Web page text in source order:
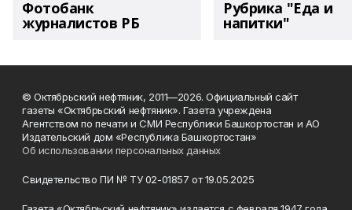
Фотобанк
журналистов РБ
Рубрика "Еда и
напитки"
© Октябрьский нефтяник, 2011—2026. Официальный сайт
газеты «Октябрьский нефтяник». Газета учреждена
Агентством по печати и СМИ Республики Башкортостан и АО
Издательский дом «Республика Башкортостан»
Об использовании персональных данных
Свидетельство ПИ № ТУ 02-01857 от 19.05.2025